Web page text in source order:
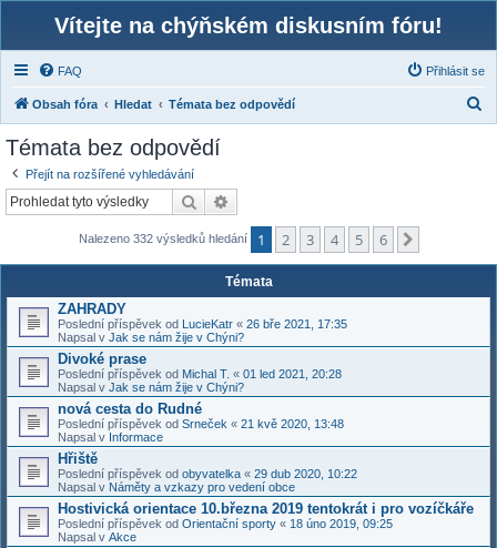
Vítejte na chýňském diskusním fóru!
FAQ Přihlásit se
Obsah fóra Hledat Témata bez odpovědí
Témata bez odpovědí
Přejít na rozšířené vyhledávání
Hledat
Nalezeno 332 výsledků hledání 1 2 3 4 5 6
Témata
ZAHRADY
Poslední příspěvek od LucieKatr « 26 bře 2021, 17:35
Napsal v Jak se nám žije v Chýni?
Divoké prase
Poslední příspěvek od Michal T. « 01 led 2021, 20:28
Napsal v Jak se nám žije v Chýni?
nová cesta do Rudné
Poslední příspěvek od Srneček « 21 kvě 2020, 13:48
Napsal v Informace
Hřiště
Poslední příspěvek od obyvatelka « 29 dub 2020, 10:22
Napsal v Náměty a vzkazy pro vedení obce
Hostivická orientace 10.března 2019 tentokrát i pro vozíčkáře
Poslední příspěvek od Orientační sporty « 18 úno 2019, 09:25
Napsal v Akce